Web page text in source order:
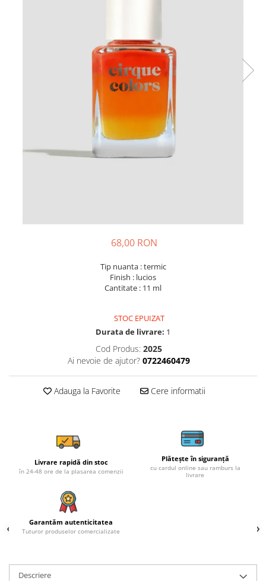
68,00 RON
Tip nuanta : termic
Finish : lucios
Cantitate : 11 ml
STOC EPUIZAT
Durata de livrare: 1
Cod Produs: 2025
Ai nevoie de ajutor? 0722460479
Adauga la Favorite Cere informatii
Livrare rapidă din stoc
în 24-48 ore de la plasarea comenzii
Plătește în siguranță
cu cardul online sau ramburs la
livrare
Garantăm autenticitatea
Tuturor produselor comercializate
Descriere